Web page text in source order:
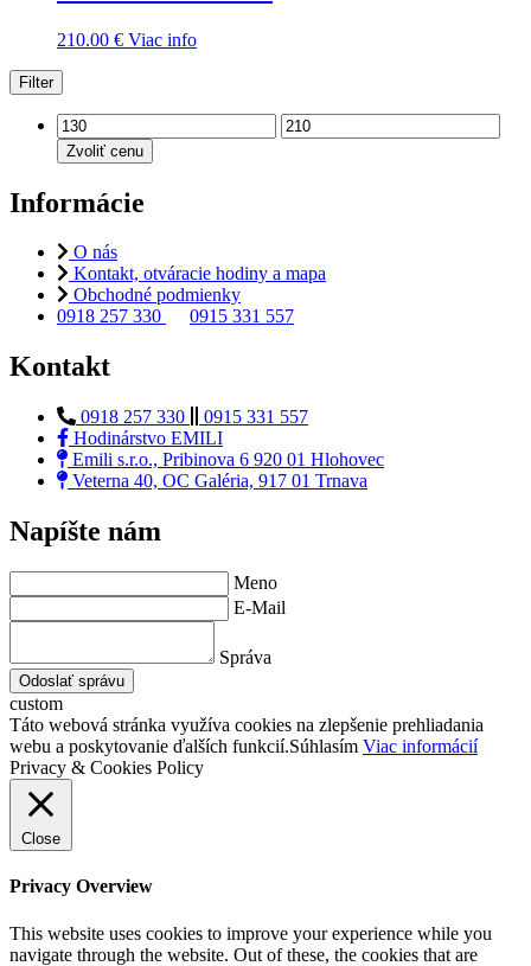
210.00 € Viac info
Filter
Zvoliť cenu
Informácie
O nás
Kontakt, otváracie hodiny a mapa
Obchodné podmienky
0918 257 330
0915 331 557
Kontakt
0918 257 330
0915 331 557
Hodinárstvo EMILI
Emili s.r.o., Pribinova 6 920 01 Hlohovec
Veterna 40, OC Galéria, 917 01 Trnava
Napíšte nám
Meno
E-Mail
Správa
Odoslať správu
custom
Táto webová stránka využíva cookies na zlepšenie prehliadania
webu a poskytovanie ďalších funkcií.Súhlasím Viac informácií
Privacy & Cookies Policy
Close
Privacy Overview
This website uses cookies to improve your experience while you
navigate through the website. Out of these, the cookies that are